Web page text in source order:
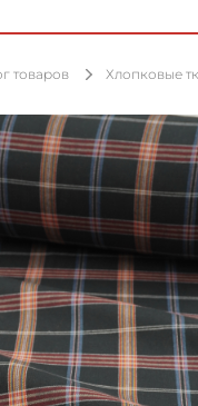
товаров Хлопковые